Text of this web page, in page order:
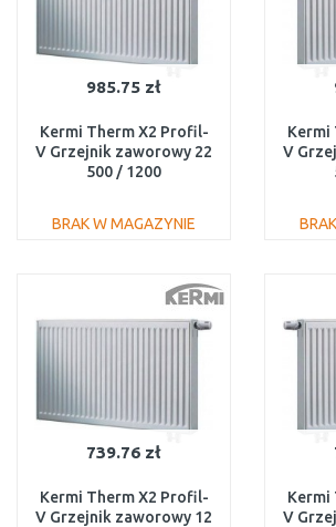
985.75 zł
Kermi Therm X2 Profil-
V Grzejnik zaworowy 22
500 / 1200
BRAK W MAGAZYNIE
Do porównania
Kermi
V
739.76 zł
Kermi Therm X2 Profil-
V Grzejnik zaworowy 12
Kermi
V